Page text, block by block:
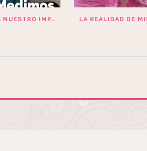
FOCUS: MEDIMOS NUESTRO IMPACTO